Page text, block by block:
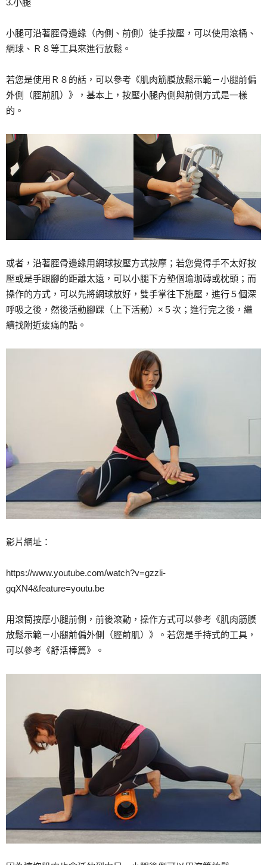
3.小腿
小腿可沿著脛骨邊緣（內側、前側）徒手按壓，可以使用滾桶、
網球、Ｒ８等工具來進行放鬆。
若您是使用Ｒ８的話，可以參考《肌肉筋膜放鬆示範－小腿前偏
外側（脛前肌）》，基本上，按壓小腿內側與前側方式是一樣
的。
或者，沿著脛骨邊緣用網球按壓方式按摩；若您覺得手不太好按
壓或是手跟腳的距離太遠，可以小腿下方墊個瑜珈磚或枕頭；而
操作的方式，可以先將網球放好，雙手掌往下施壓，進行５個深
呼吸之後，然後活動腳踝（上下活動）×５次；進行完之後，繼
續找附近痠痛的點。
影片網址：
https://www.youtube.com/watch?v=gzzli-
gqXN4&feature=youtu.be
用滾筒按摩小腿前側，前後滾動，操作方式可以參考《肌肉筋膜
放鬆示範－小腿前偏外側（脛前肌）》。若您是手持式的工具，
可以參考《舒活棒篇》。